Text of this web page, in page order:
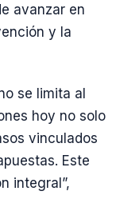
avanzar en
y la
se limita al
hoy no solo
vinculados
Este
integral”,